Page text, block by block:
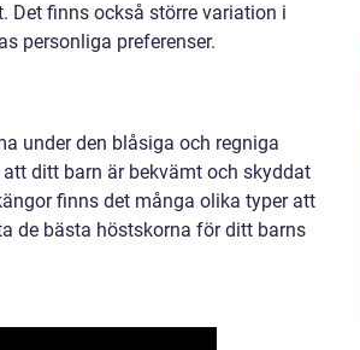
Det finns också större variation i
personliga preferenser.
under den blåsiga och regniga
ditt barn är bekvämt och skyddat
finns det många olika typer att
de bästa höstskorna för ditt barns